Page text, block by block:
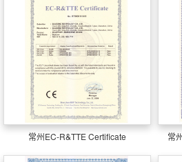
常州EC-R&TTE Certificate